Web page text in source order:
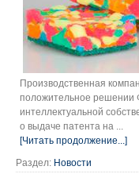
Производственная
положительное решении
интеллектуальной
о выдаче патента на ...
[Читать продолжение...]
Раздел: Новости